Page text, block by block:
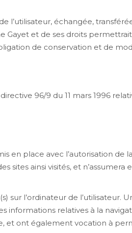
l’utilisateur, échangée,
Gayet et de ses droits
de conservation et de
96/9 du 11 mars 1996
en place avec l’autorisation de
sites ainsi visités, et n’assumera
sur l’ordinateur de l’utilisateur.
informations relatives à la
et ont également vocation à